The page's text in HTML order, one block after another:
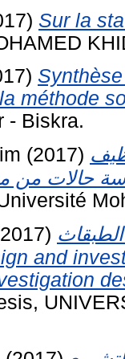
Sur la
méthode
- Biskra.
(2017)